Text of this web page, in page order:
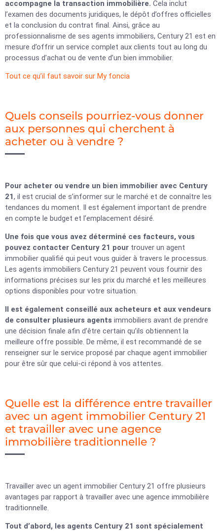
accompagne la transaction immobilière. Cela inclut
l’examen des documents juridiques, le dépôt d’offres officielles
et la conclusion du contrat final. Ainsi, grâce au
professionnalisme de ses agents immobiliers, Century 21 est en
mesure d’offrir un service complet aux clients tout au long du
processus d’achat ou de vente d’un bien immobilier.
Tout ce qu’il faut savoir sur My foncia
Quels conseils pourriez-vous donner
aux personnes qui cherchent à
acheter ou à vendre ?
Pour acheter ou vendre un bien immobilier avec Century
21, il est crucial de s’informer sur le marché et de connaître les
tendances du moment. Il est également important de prendre
en compte le budget et l’emplacement désiré.
Une fois que vous avez déterminé ces facteurs, vous
pouvez contacter Century 21 pour trouver un agent
immobilier qualifié qui peut vous guider à travers le processus.
Les agents immobiliers Century 21 peuvent vous fournir des
informations précises sur les prix du marché et les meilleures
options disponibles pour votre situation.
Il est également conseillé aux acheteurs et aux vendeurs
de consulter plusieurs agents immobiliers avant de prendre
une décision finale afin d’être certain qu’ils obtiennent la
meilleure offre possible. De même, il est recommandé de se
renseigner sur le service proposé par chaque agent immobilier
pour être sûr que celui-ci répond à vos attentes.
Quelle est la différence entre travailler
avec un agent immobilier Century 21
et travailler avec une agence
immobilière traditionnelle ?
Travailler avec un agent immobilier Century 21 offre plusieurs
avantages par rapport à travailler avec une agence immobilière
traditionnelle.
Tout d’abord, les agents Century 21 sont spécialement